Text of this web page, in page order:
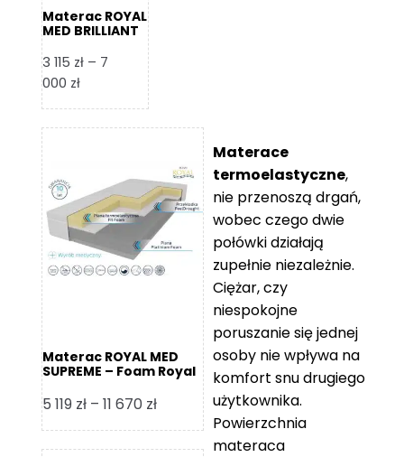
Materac ROYAL
MED BRILLIANT
3 115 zł – 7
000 złZakres
od
7
000 zł
Materac ROYAL MED
SUPREME – Foam Royal
5 119 zł – 11 670 złZakres
cen:
od
Materace
termoelastyczne,
nie przenoszą drgań,
wobec czego dwie
połówki działają
zupełnie niezależnie.
Ciężar, czy
niespokojne
poruszanie się jednej
osoby nie wpływa na
komfort snu drugiego
użytkownika.
Powierzchnia
materaca